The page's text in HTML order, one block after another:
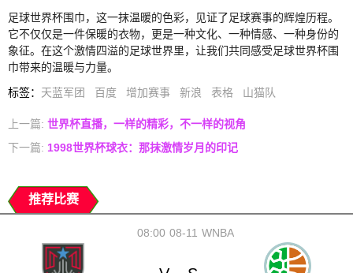
足球世界杯围巾，这一抹温暖的色彩，见证了足球赛事的辉煌历程。
它不仅仅是一件保暖的衣物，更是一种文化、一种情感、一种身份的
象征。在这个激情四溢的足球世界里，让我们共同感受足球世界杯围
巾带来的温暖与力量。
标签： 天蓝军团 百度 增加赛事 新浪 表格 山猫队
上一篇: 世界杯直播，一样的精彩，不一样的视角
下一篇: 1998世界杯球衣：那抹激情岁月的印记
推荐比赛
08-11
08:00 WNBA